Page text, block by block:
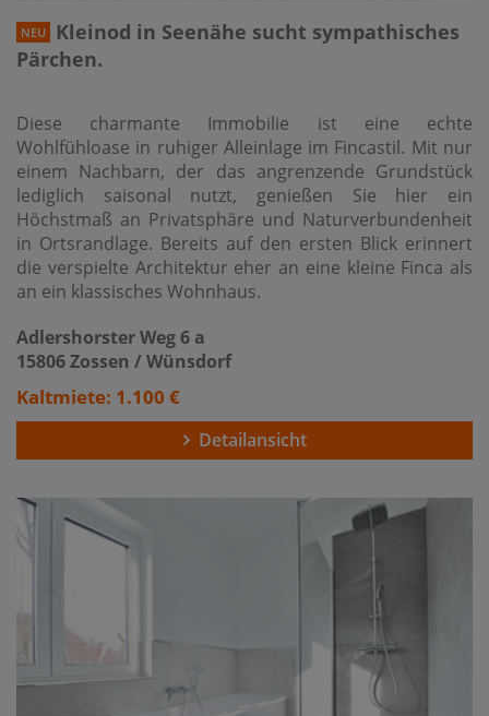
NEU
Kleinod in Seenähe sucht sympathisches
Pärchen.
Diese charmante Immobilie ist eine echte
Wohlfühloase in ruhiger Alleinlage im Fincastil. Mit nur
einem Nachbarn, der das angrenzende Grundstück
lediglich saisonal nutzt, genießen Sie hier ein
Höchstmaß an Privatsphäre und Naturverbundenheit
in Ortsrandlage. Bereits auf den ersten Blick erinnert
die verspielte Architektur eher an eine kleine Finca als
an ein klassisches Wohnhaus.
Adlershorster Weg 6 a
15806 Zossen / Wünsdorf
Kaltmiete: 1.100 €
Detailansicht